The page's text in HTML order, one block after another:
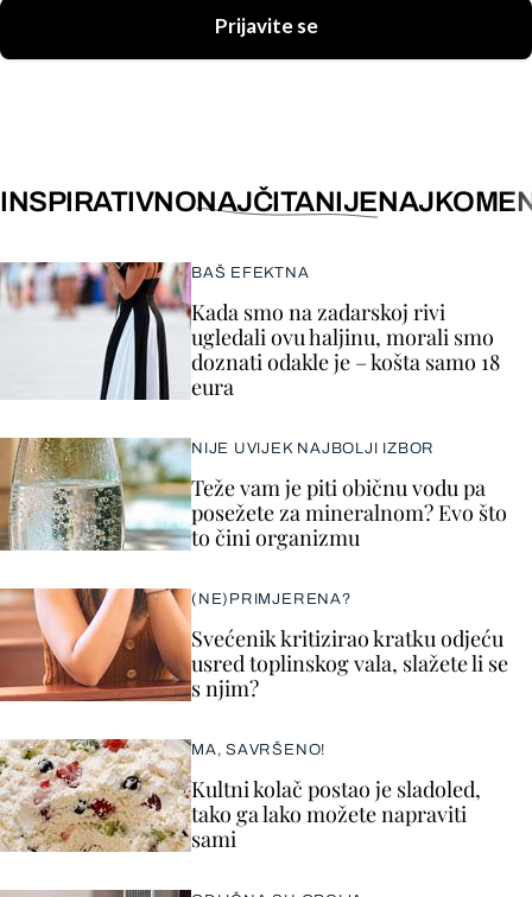
Prijavite se
INSPIRATIVNONAJČITANIJE
BAŠ EFEKTNA
Kada smo na zadarskoj rivi
ugledali ovu haljinu, morali smo
doznati odakle je – košta samo 18
eura
NIJE UVIJEK NAJBOLJI IZBOR
Teže vam je piti običnu vodu pa
posežete za mineralnom? Evo što
to čini organizmu
(NE)PRIMJERENA?
Svećenik kritizirao kratku odjeću
usred toplinskog vala, slažete li se
s njim?
MA, SAVRŠENO!
Kultni kolač postao je sladoled,
tako ga lako možete napraviti
sami